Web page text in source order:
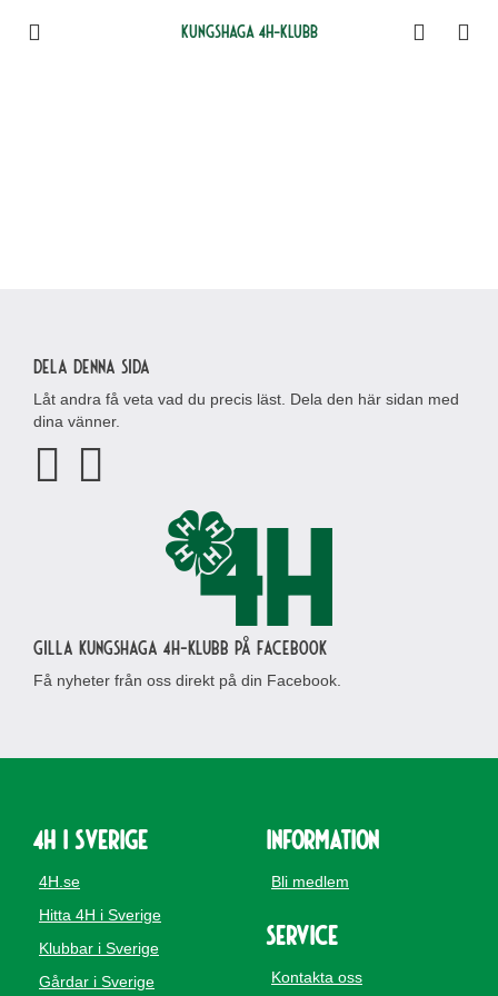
Kungshaga 4H-klubb
Dela denna sida
Låt andra få veta vad du precis läst. Dela den här sidan med
dina vänner.
Gilla Kungshaga 4H-klubb på Facebook
Få nyheter från oss direkt på din Facebook.
4H i Sverige
4H.se
Hitta 4H i Sverige
Klubbar i Sverige
Gårdar i Sverige
Information
Bli medlem
Service
Kontakta oss